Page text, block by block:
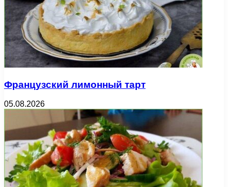
Французский лимонный тарт
05.08.2026